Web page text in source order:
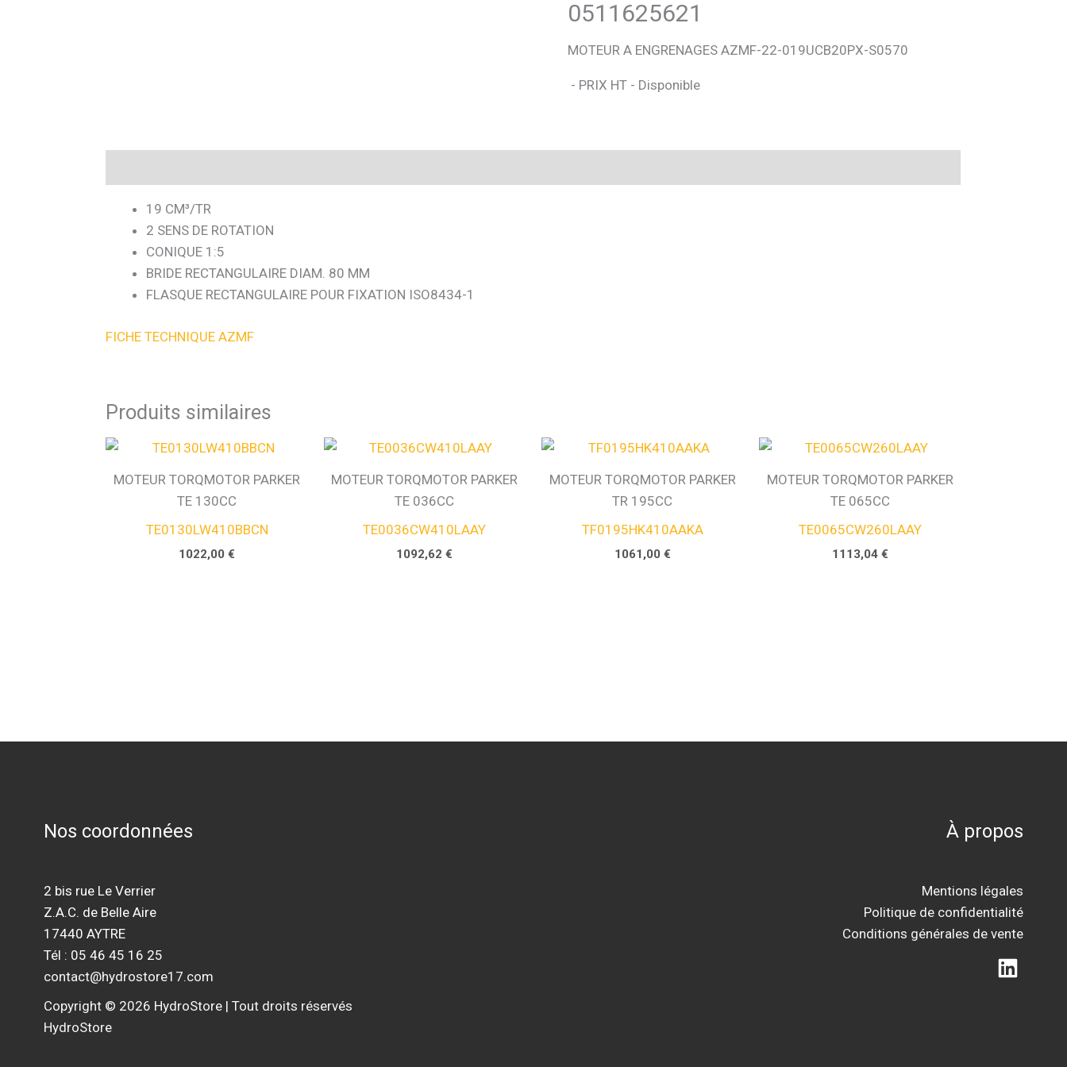
0511625621
MOTEUR A ENGRENAGES AZMF-22-019UCB20PX-S0570
- PRIX HT - Disponible
19 CM³/TR
2 SENS DE ROTATION
CONIQUE 1:5
BRIDE RECTANGULAIRE DIAM. 80 MM
FLASQUE RECTANGULAIRE POUR FIXATION ISO8434-1
FICHE TECHNIQUE AZMF
Produits similaires
MOTEUR TORQMOTOR PARKER
TE 130CC
TE0130LW410BBCN
1022,00€
MOTEUR TORQMOTOR PARKER
TE 036CC
TE0036CW410LAAY
1092,62€
MOTEUR TORQMOTOR PARKER
TR 195CC
TF0195HK410AAKA
1061,00 €
MOTEUR TORQMOTOR PARKER
TE 065CC
TE0065CW260LAAY
1113,04 €
Nos coordonnées
2 bis rue Le Verrier
Z.A.C. de Belle Aire
17440 AYTRE
Tél : 05 46 45 16 25
contact@hydrostore17.com
Copyright © 2026 HydroStore | Tout droits réservés
HydroStore
À propos
Mentions légales
Politique de confidentialité
Conditions générales de vente